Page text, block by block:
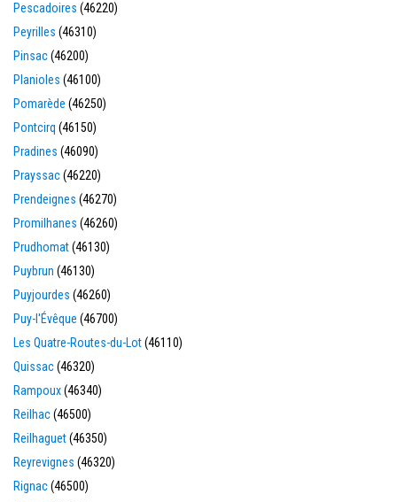
Pescadoires (46220)
Peyrilles (46310)
Pinsac(46200)
Planioles (46100)
Pomarède (46250)
Pontcirq (46150)
Pradines (46090)
Prayssac(46220)
Prendeignes (46270)
Promilhanes (46260)
Prudhomat(46130)
Puybrun (46130)
Puyjourdes (46260)
Puy-l'Évêque (46700)
Les Quatre-Routes-du-Lot(46110)
Quissac(46320)
Rampoux(46340)
Reilhac(46500)
Reilhaguet(46350)
Reyrevignes (46320)
Rignac(46500)